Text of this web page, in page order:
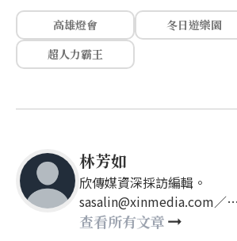
高雄燈會
冬日遊樂園
超人力霸王
林芳如
欣傳媒資深採訪編輯。
sasalin@xinmedia.com／
happy21917@gmail.com
查看所有文章